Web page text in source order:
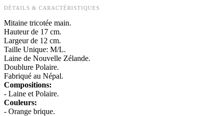
DÉTAILS & CARACTÉRISTIQUES
Mitaine tricotée main.
Hauteur de 17 cm.
Largeur de 12 cm.
Taille Unique: M/L.
Laine de Nouvelle Zélande.
Doublure Polaire.
Fabriqué au Népal.
Compositions:
- Laine et Polaire.
Couleurs:
- Orange brique.